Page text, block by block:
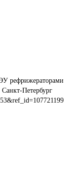
рефрижераторами
Петербург